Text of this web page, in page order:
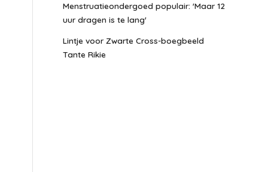
Menstruatieondergoed populair: 'Maar 12
uur dragen is te lang'
Lintje voor Zwarte Cross-boegbeeld
Tante Rikie